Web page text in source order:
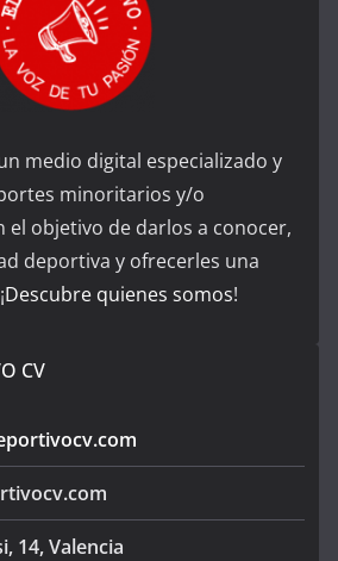
medio digital especializado y
minoritarios y/o
el objetivo de darlos a conocer,
deportiva y ofrecerles una
Descubre quienes somos!
CV
14, Valencia